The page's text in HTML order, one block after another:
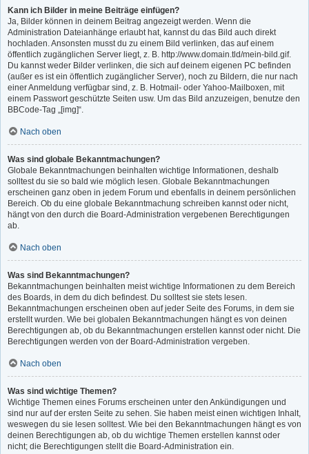
Kann ich Bilder in meine Beiträge einfügen?
Ja, Bilder können in deinem Beitrag angezeigt werden. Wenn die
Administration Dateianhänge erlaubt hat, kannst du das Bild auch direkt
hochladen. Ansonsten musst du zu einem Bild verlinken, das auf einem
öffentlich zugänglichen Server liegt, z. B. http://www.domain.tld/mein-bild.gif.
Du kannst weder Bilder verlinken, die sich auf deinem eigenen PC befinden
(außer es ist ein öffentlich zugänglicher Server), noch zu Bildern, die nur nach
einer Anmeldung verfügbar sind, z. B. Hotmail- oder Yahoo-Mailboxen, mit
einem Passwort geschützte Seiten usw. Um das Bild anzuzeigen, benutze den
BBCode-Tag „[img]“.
Nach oben
Was sind globale Bekanntmachungen?
Globale Bekanntmachungen beinhalten wichtige Informationen, deshalb
solltest du sie so bald wie möglich lesen. Globale Bekanntmachungen
erscheinen ganz oben in jedem Forum und ebenfalls in deinem persönlichen
Bereich. Ob du eine globale Bekanntmachung schreiben kannst oder nicht,
hängt von den durch die Board-Administration vergebenen Berechtigungen
ab.
Nach oben
Was sind Bekanntmachungen?
Bekanntmachungen beinhalten meist wichtige Informationen zu dem Bereich
des Boards, in dem du dich befindest. Du solltest sie stets lesen.
Bekanntmachungen erscheinen oben auf jeder Seite des Forums, in dem sie
erstellt wurden. Wie bei globalen Bekanntmachungen hängt es von deinen
Berechtigungen ab, ob du Bekanntmachungen erstellen kannst oder nicht. Die
Berechtigungen werden von der Board-Administration vergeben.
Nach oben
Was sind wichtige Themen?
Wichtige Themen eines Forums erscheinen unter den Ankündigungen und
sind nur auf der ersten Seite zu sehen. Sie haben meist einen wichtigen Inhalt,
weswegen du sie lesen solltest. Wie bei den Bekanntmachungen hängt es von
deinen Berechtigungen ab, ob du wichtige Themen erstellen kannst oder
nicht; die Berechtigungen stellt die Board-Administration ein.